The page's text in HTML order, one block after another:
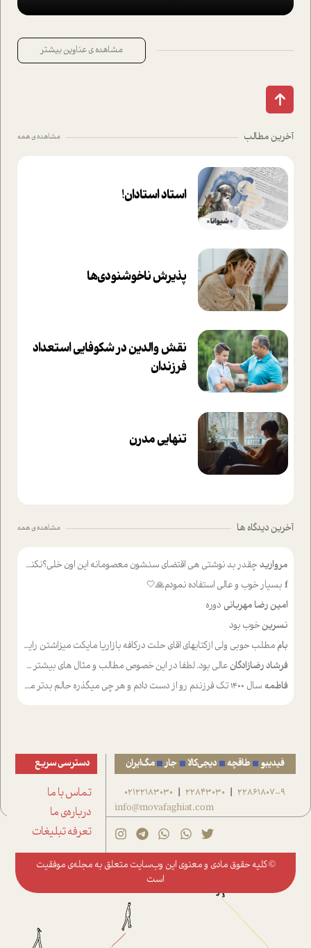
مشاهده ی عناوین بیشتر
آخرین مطالب مشاهده ی همه
استاد استادان!
پذیرش ناخوشنودی‌ها
نقش والدین در شکوفا‌یی ا‌ستعداد
فرزندان‌
تنهایی مدرن
آخرین دیدگاه ها مشاهده ی همه
مروارید چقدر بد نوشتی هی اقتضای سنشون معصومانه این اون خلی؟نکنه تا چهل سالگی پوشکت میکردن و شیر میخوردی که به اینا میگی کودک
f بسیار خوب و عالی استفاده نمودم🙏🤍
امین رضا مهربانی دوره
نسرینخوب بود
بام مطلب حوبی ولی ازکتابهای اقای حلت درکافه بازاریا مایکت میزاشتن رایگان خوب بود ولی هرکدام خلاصه شده ش تومجله از طریق سایت هم خوبه اینکه درزیر اخرصفحه گذاشته شده خب ادم خبره میره نصب میکنه میخونه ولی هرکسی گوشیش ظرفیتش نداره باتشکر
فرشاد رضازادگان عالی بود. لطفا در این خصوص مطالب و مثال های بیشتر ی ارایه دهید
فاطمه سال ۱۴۰۰ تک فرزندم رو از دست دادم و هر چی میگذره حالم بدتر میشه و دلتنگتر تنایی رو ترجیح دادم و معاشرت برام سخت شده
فیدیبو طاقچه دیجی‌کالا جار مگ‌ایران
22861807-9
|
22843030
|
02122183030
info@movafaghiat.com
دسترسی سریع
تماس با ما
درباره‌ی ما
تعرفه تبلیغات
© کلیه حقوق مادی و معنوی این وب‌سایت متعلق به مجله‌ی موفقیت
است